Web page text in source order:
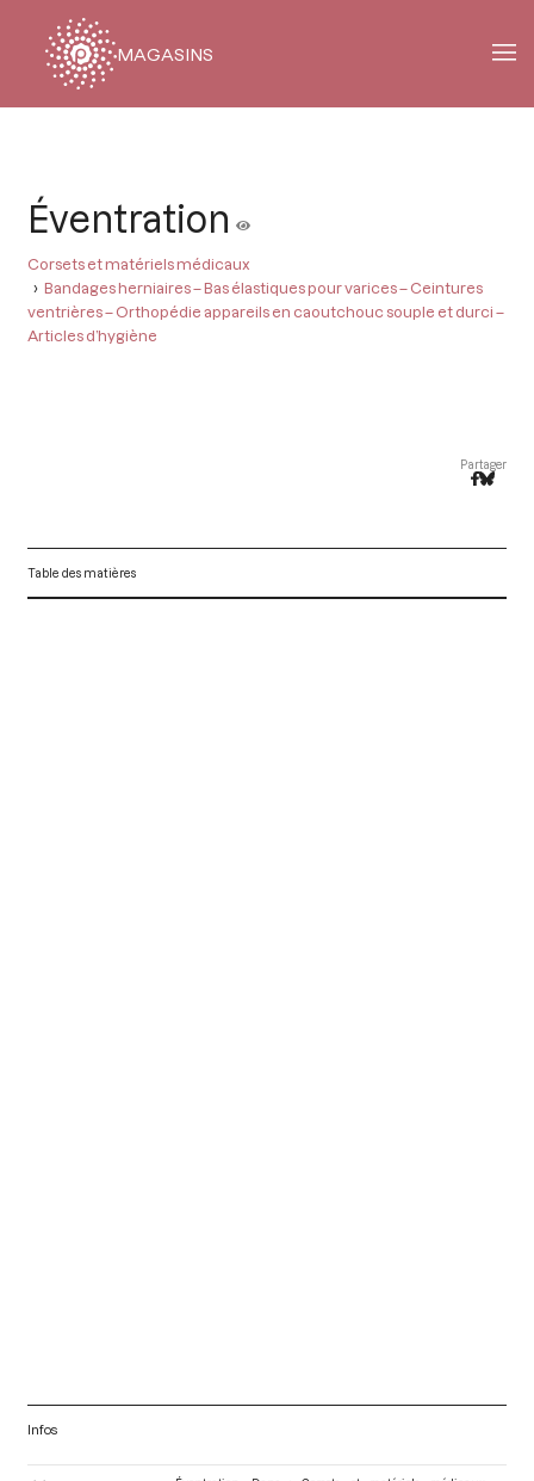
MAGASINS
Éventration
Corsets et matériels médicaux
Bandages herniaires – Bas élastiques pour varices – Ceintures
ventrières – Orthopédie appareils en caoutchouc souple et durci –
Articles d’hygiène
Partager
Table des matières
Infos